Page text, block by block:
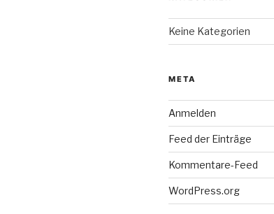
Keine Kategorien
META
Anmelden
Feed der Einträge
Kommentare-Feed
WordPress.org